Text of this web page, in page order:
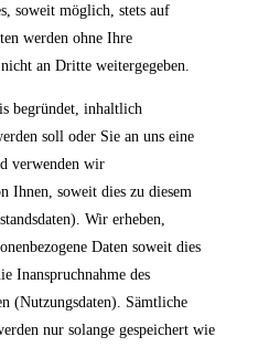
soweit möglich, stets auf
werden ohne Ihre
an Dritte weitergegeben.
begründet, inhaltlich
soll oder Sie an uns eine
verwenden wir
Ihnen, soweit dies zu diesem
Wir erheben,
Daten soweit dies
Inanspruchnahme des
(Nutzungsdaten). Sämtliche
nur solange gespeichert wie